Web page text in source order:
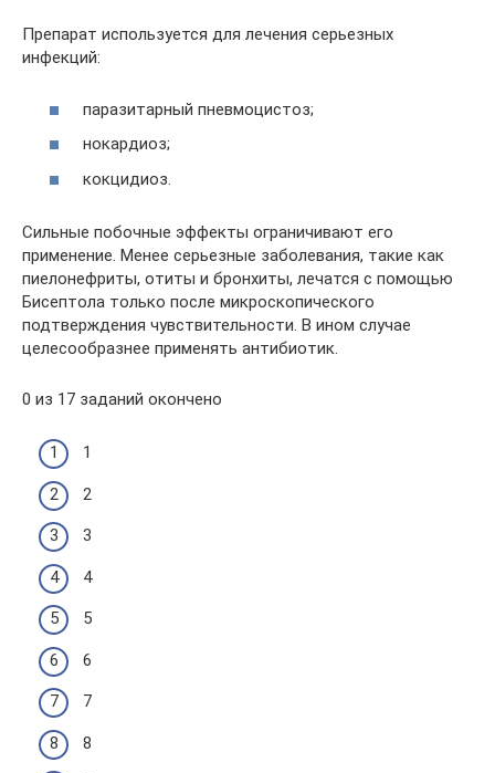
Препарат используется для лечения серьезных
инфекций:
паразитарный пневмоцистоз;
нокардиоз;
кокцидиоз.
Сильные побочные эффекты ограничивают его
применение. Менее серьезные заболевания, такие как
пиелонефриты, отиты и бронхиты, лечатся с помощью
Бисептола только после микроскопического
подтверждения чувствительности. В ином случае
целесообразнее применять антибиотик.
0 из 17 заданий окончено
1
2
3
4
5
6
7
8